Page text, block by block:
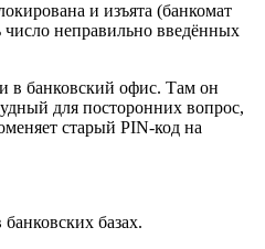
и изъята (банкомат
неправильно введённых
в банковский офис. Там он
для посторонних вопрос,
старый PIN-код на
базах.